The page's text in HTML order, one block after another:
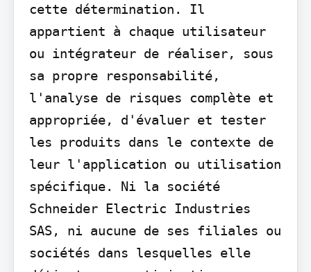
cette détermination. Il
appartient à chaque utilisateur
ou intégrateur de réaliser, sous
sa propre responsabilité,
l'analyse de risques complète et
appropriée, d'évaluer et tester
les produits dans le contexte de
leur l'application ou utilisation
spécifique. Ni la société
Schneider Electric Industries
SAS, ni aucune de ses filiales ou
sociétés dans lesquelles elle